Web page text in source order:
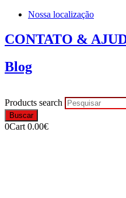
Nossa localização
CONTATO &
Blog
Products search
Buscar
0Cart 0.00€